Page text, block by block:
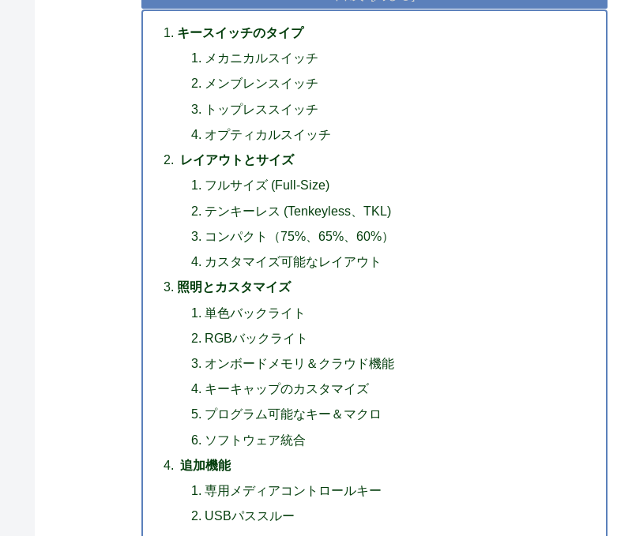
キースイッチのタイプ
メカニカルスイッチ
メンブレンスイッチ
トップレススイッチ
オプティカルスイッチ
レイアウトとサイズ
フルサイズ (Full-Size)
テンキーレス (Tenkeyless、TKL)
コンパクト（75%、65%、60%）
カスタマイズ可能なレイアウト
照明とカスタマイズ
単色バックライト
RGBバックライト
オンボードメモリ＆クラウド機能
キーキャップのカスタマイズ
プログラム可能なキー＆マクロ
ソフトウェア統合
追加機能
専用メディアコントロールキー
USBパススルー